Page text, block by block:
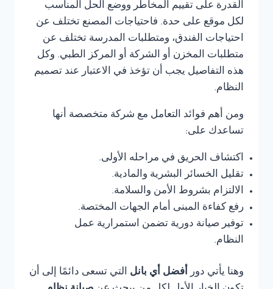
القدرة على تقييم المخاطر ووضع الحل المناسب
لكل موقع على حدة. فاحتياجات المصنع تختلف عن
احتياجات الفندق، ومتطلبات المدرسة تختلف عن
متطلبات المخزن أو الشركة أو المركز الطبي. وكل
هذه التفاصيل يجب أن تؤخذ في الاعتبار عند تصميم
النظام.
ومن أهم فوائد التعامل مع شركة متخصصة أنها
تساعدك على:
اكتشاف الحريق في مراحله الأولى.
تقليل الخسائر البشرية والمادية.
الالتزام بشروط الأمن والسلامة.
رفع كفاءة المبنى أمام الجهات المختصة.
توفير صيانة دورية تضمن استمرارية عمل
النظام.
وهنا يأتي دور أفضل أي بانل التي تسعى دائمًا إلى أن